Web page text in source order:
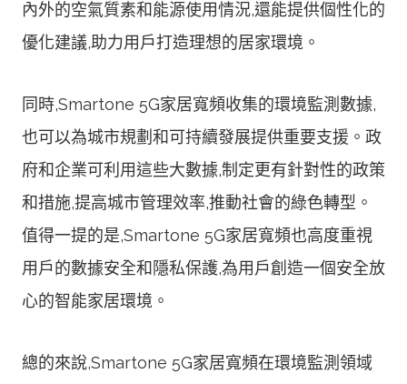
內外的空氣質素和能源使用情況,還能提供個性化的
優化建議,助力用戶打造理想的居家環境。
同時,Smartone 5G家居寬頻收集的環境監測數據,
也可以為城市規劃和可持續發展提供重要支援。政
府和企業可利用這些大數據,制定更有針對性的政策
和措施,提高城市管理效率,推動社會的綠色轉型。
值得一提的是,Smartone 5G家居寬頻也高度重視
用戶的數據安全和隱私保護,為用戶創造一個安全放
心的智能家居環境。
總的來說,Smartone 5G家居寬頻在環境監測領域